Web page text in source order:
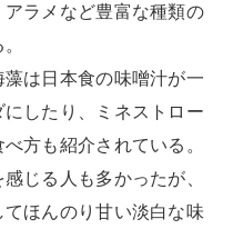
ラメなど豊富な種類の
は日本食の味噌汁が一
したり、ミネストロー
方も紹介されている。
じる人も多かったが、
ほんのり甘い淡白な味